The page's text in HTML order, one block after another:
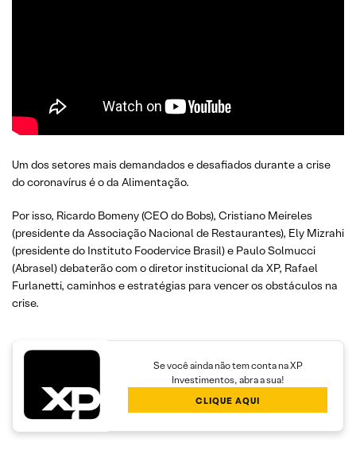
Um dos setores mais demandados e desafiados durante a crise
do coronavírus é o da Alimentação.
Por isso, Ricardo Bomeny (CEO do Bobs), Cristiano Meireles
(presidente da Associação Nacional de Restaurantes), Ely Mizrahi
(presidente do Instituto Foodervice Brasil) e Paulo Solmucci
(Abrasel) debaterão com o diretor institucional da XP, Rafael
Furlanetti, caminhos e estratégias para vencer os obstáculos na
crise.
Se você ainda não tem conta na XP
Investimentos, abra a sua!
CLIQUE AQUI